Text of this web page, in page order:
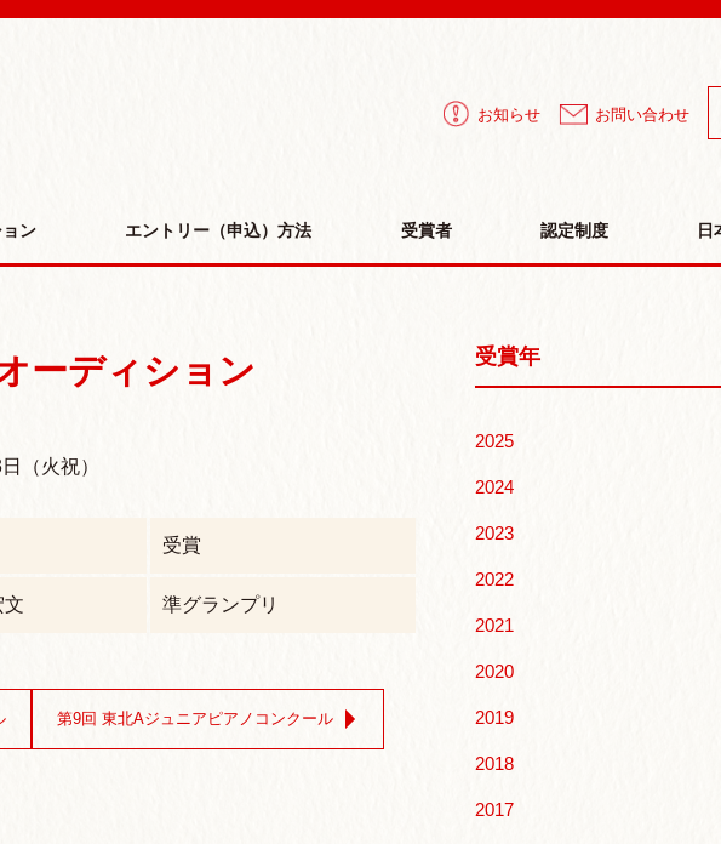
お知らせ お問い合わせ
ン エントリー（申込）方法 受賞者 認定制度 日
ーディション
（火祝）
受賞
文 準グランプリ
第9回 東北Aジュニアピアノコンクール
受賞年
2025
2024
2023
2022
2021
2020
2019
2018
2017